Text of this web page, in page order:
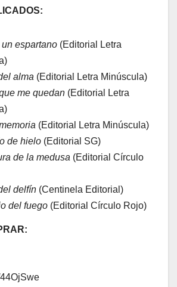
espartano (Editorial Letra
alma (Editorial Letra Minúscula)
me quedan (Editorial Letra
(Editorial Letra Minúscula)
de hielo (Editorial SG)
de la medusa (Editorial Círculo
delfín (Centinela Editorial)
del fuego (Editorial Círculo Rojo)